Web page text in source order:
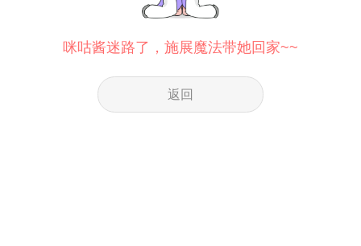
咪咕酱迷路了，施展魔法带她回家~~
返回